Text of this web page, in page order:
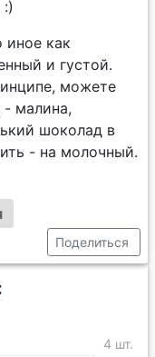
иное как
и густой.
можете
- малина,
шоколад в
- на молочный.
Поделиться
4 шт.